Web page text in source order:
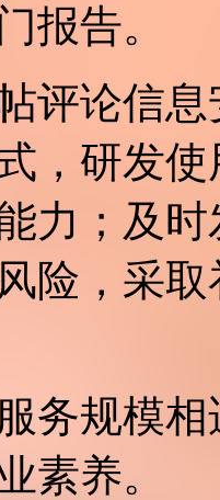
报告。
评论信
，研发
力；及
险，采
务规模
素养。